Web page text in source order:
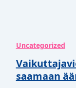
Uncategorized
saamaan